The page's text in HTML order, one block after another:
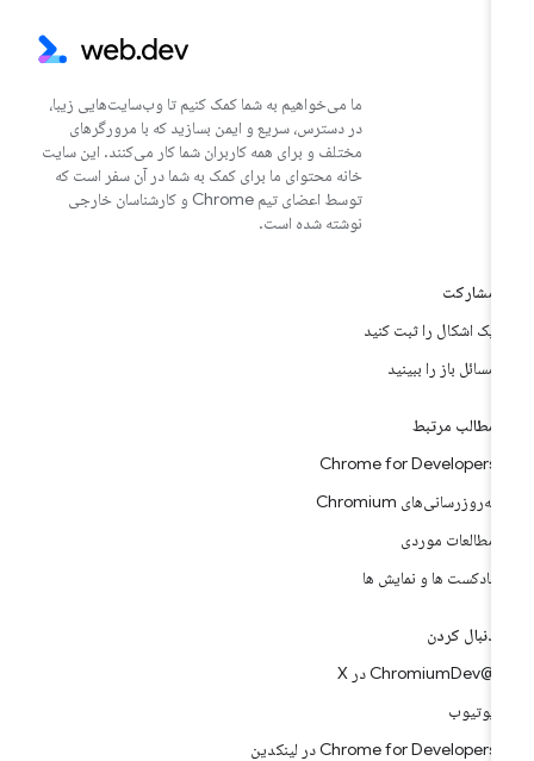
ما می‌خواهیم به شما کمک کنیم تا وب‌سایت‌هایی زیبا،
در دسترس، سریع و ایمن بسازید که با مرورگرهای
مختلف و برای همه کاربران شما کار می‌کنند. این سایت
خانه محتوای ما برای کمک به شما در آن سفر است که
توسط اعضای تیم Chrome و کارشناسان خارجی
نوشته شده است.
مشارکت
یک اشکال را ثبت کنید
مسائل باز را ببینید
مطالب مرتبط
Chrome for Developers
به‌روزرسانی‌های Chromium
مطالعات موردی
پادکست ها و نمایش ها
دنبال کردن
یوتیوب
Chrome for Developers در لینکدین